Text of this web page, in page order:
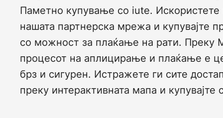
Паметно купување со iute. Искористете
нашата партнерска мрежа и купувајте
со можност за плаќање на рати. Преку
процесот на аплицирање и плаќање е
брз и сигурен. Истражете ги сите
преку интерактивната мапа и купувајте